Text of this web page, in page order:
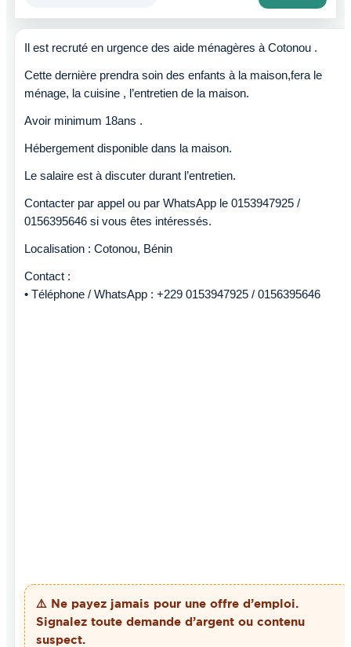
Il est recruté en urgence des aide ménagères à Cotonou .
Cette dernière prendra soin des enfants à la maison,fera le
ménage, la cuisine , l’entretien de la maison.
Avoir minimum 18ans .
Hébergement disponible dans la maison.
Le salaire est à discuter durant l’entretien.
Contacter par appel ou par WhatsApp le 0153947925 /
0156395646 si vous êtes intéressés.
Localisation : Cotonou, Bénin
Contact :
• Téléphone / WhatsApp : +229 0153947925 / 0156395646
⚠️ Ne payez jamais pour une offre d’emploi.
Signalez toute demande d’argent ou contenu
suspect.